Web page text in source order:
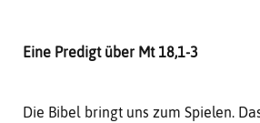
Eine Predigt über Mt 18,1-3
Die Bibel bringt uns zum Spielen.